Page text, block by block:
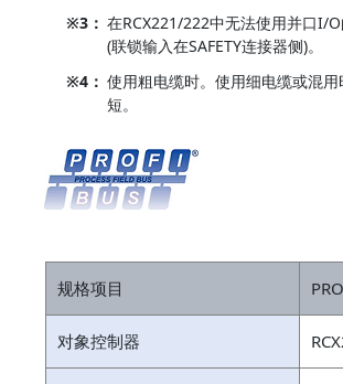
※3： 在RCX221/222中无法使用并口I/
(联锁输入在SAFETY连接器侧)。
※4： 使用粗电缆时。使用细电缆或混
短。
规格项目
对象控制器